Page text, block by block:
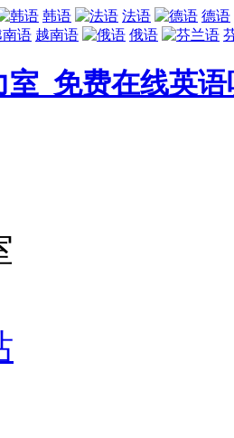
韩语 法语
德语
越南语 俄语
_免费在线英